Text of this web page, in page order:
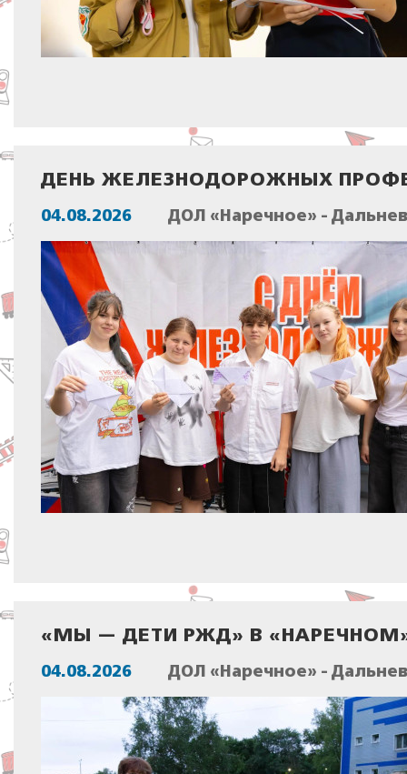
ДЕНЬ ЖЕЛЕЗНОДОРОЖНЫХ
04.08.2026 ДОЛ «Наречное» -
«МЫ — ДЕТИ РЖД» В
04.08.2026 ДОЛ «Наречное» -